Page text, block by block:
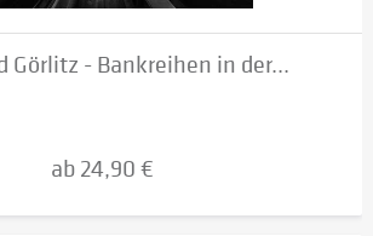
Görlitz - Bankreihen in der...
ab 24,90 €